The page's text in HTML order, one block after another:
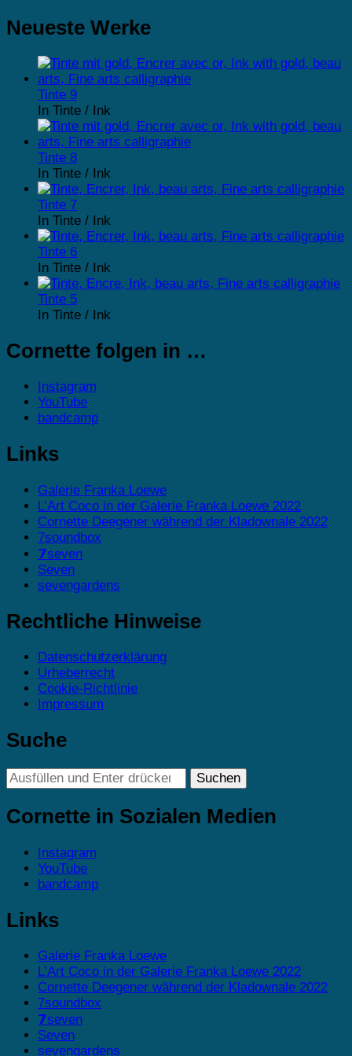
Neueste Werke
Tinte 9
In Tinte / Ink
Tinte 8
In Tinte / Ink
Tinte 7
In Tinte / Ink
Tinte 6
In Tinte / Ink
Tinte 5
In Tinte / Ink
Cornette folgen in …
Instagram
YouTube
bandcamp
Links
Galerie Franka Loewe
L’Art Coco in der Galerie Franka Loewe 2022
Cornette Deegener während der Kladownale 2022
7soundbox
𝟳seven
Seven
sevengardens
Rechtliche Hinweise
Datenschutzerklärung
Urheberrecht
Cookie-Richtlinie
Impressum
Suche
Suchst
du
nach
etwas?
Cornette in Sozialen Medien
Instagram
YouTube
bandcamp
Links
Galerie Franka Loewe
L’Art Coco in der Galerie Franka Loewe 2022
Cornette Deegener während der Kladownale 2022
7soundbox
𝟳seven
Seven
sevengardens